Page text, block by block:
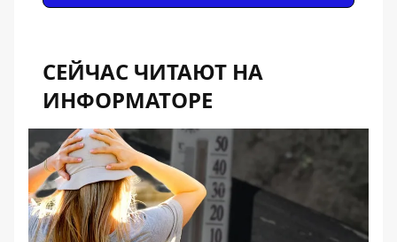
СЕЙЧАС ЧИТАЮТ НА
ИНФОРМАТОРЕ